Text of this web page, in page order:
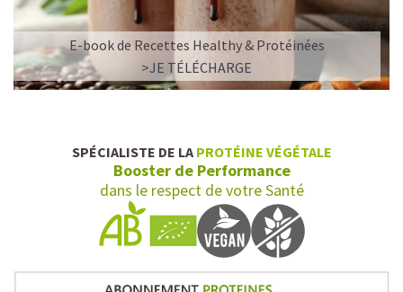
E-book de Recettes Healthy & Protéinées
>JE TÉLÉCHARGE
SPÉCIALISTE DE LA PROTÉINE VÉGÉTALE
Booster de Performance
dans le respect de votre Santé